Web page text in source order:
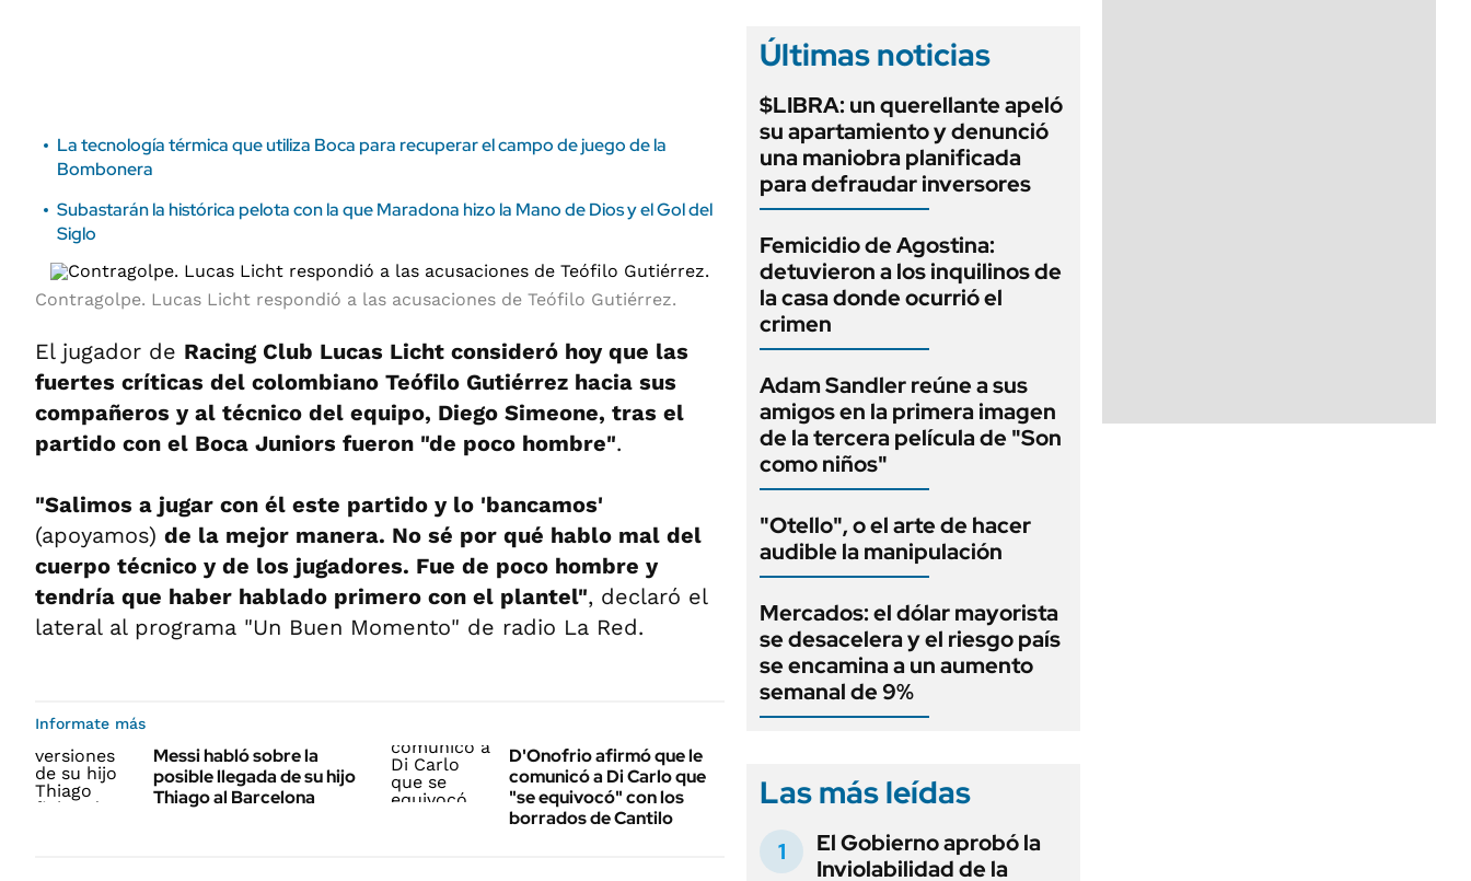
La tecnología térmica que utiliza Boca para recuperar el campo de juego de la
Bombonera
Subastarán la histórica pelota con la que Maradona hizo la Mano de Dios y el Gol del
Siglo
Contragolpe. Lucas Licht respondió a las acusaciones de Teófilo Gutiérrez.
El jugador de Racing Club Lucas Licht consideró hoy que las
fuertes críticas del colombiano Teófilo Gutiérrez hacia sus
compañeros y al técnico del equipo, Diego Simeone, tras el
partido con el Boca Juniors fueron "de poco hombre".
"Salimos a jugar con él este partido y lo 'bancamos'
(apoyamos) de la mejor manera. No sé por qué hablo mal del
cuerpo técnico y de los jugadores. Fue de poco hombre y
tendría que haber hablado primero con el plantel", declaró el
lateral al programa "Un Buen Momento" de radio La Red.
Informate más
Messi habló sobre la
posible llegada de su hijo
Thiago al Barcelona
D'Onofrio afirmó que le
comunicó a Di Carlo que
"se equivocó" con los
borrados de Cantilo
Últimas noticias
$LIBRA: un querellante apeló
su apartamiento y denunció
una maniobra planificada
para defraudar inversores
Femicidio de Agostina:
detuvieron a los inquilinos de
la casa donde ocurrió el
crimen
Adam Sandler reúne a sus
amigos en la primera imagen
de la tercera película de "Son
como niños"
"Otello", o el arte de hacer
audible la manipulación
Mercados: el dólar mayorista
se desacelera y el riesgo país
se encamina a un aumento
semanal de 9%
Las más leídas
El Gobierno aprobó la
Inviolabilidad de la